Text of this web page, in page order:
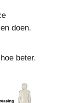
doen.
beter.